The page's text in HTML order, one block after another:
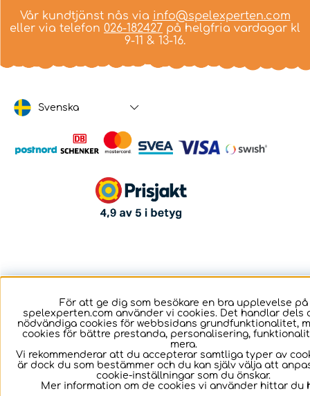
Vår kundtjänst nås via info@spelexperten.com
eller via telefon 026-182427 på helgfria vardagar kl
9-11 & 13-16.
Svenska
För att ge dig som besökare en bra upplevelse på
spelexperten.com använder vi cookies. Det handlar dels
nödvändiga cookies för webbsidans grundfunktionalitet,
cookies för bättre prestanda, personalisering,
mera.
Vi rekommenderar att du accepterar samtliga typer av
är dock du som bestämmer och du kan själv välja att
cookie-inställningar som du önskar.
Mer information om de cookies vi använder hittar du